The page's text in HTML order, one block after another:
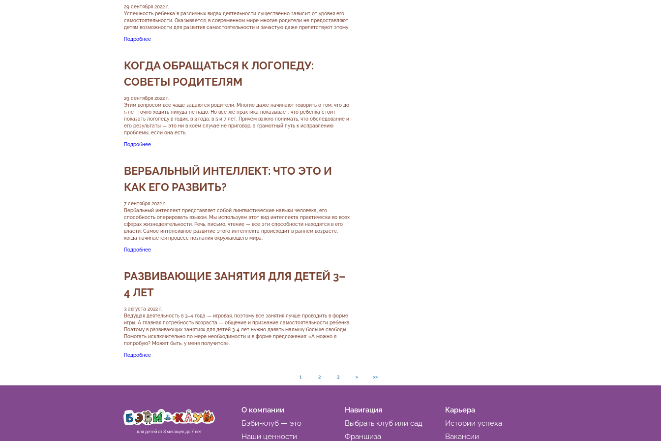
29 сентября 2022 г.
Успешность ребенка в различных видах деятельности существенно зависит от уровня его
самостоятельности. Оказывается, в современном мире многие родители не предоставляют
детям возможности для развития самостоятельности и зачастую даже препятствуют этому.
Подробнее
КОГДА ОБРАЩАТЬСЯ К ЛОГОПЕДУ:
СОВЕТЫ РОДИТЕЛЯМ
29 сентября 2022 г.
Этим вопросом все чаще задаются родители. Многие даже начинают говорить о том, что до
5 лет точно ходить никуда не надо. Но все же практика показывает, что ребенка стоит
показать логопеду в годик, в 3 года, в 5 и 7 лет. Причем важно понимать, что обследование и
его результаты — это ни в коем случае не приговор, а грамотный путь к исправлению
проблемы, если она есть.
Подробнее
ВЕРБАЛЬНЫЙ ИНТЕЛЛЕКТ: ЧТО ЭТО И
КАК ЕГО РАЗВИТЬ?
7 сентября 2022 г.
Вербальный интеллект представляет собой лингвистические навыки человека, его
способность оперировать языком. Мы используем этот вид интеллекта практически во всех
сферах жизнедеятельности. Речь, письмо, чтение — все эти способности находятся в его
власти. Самое интенсивное развитие этого интеллекта происходит в раннем возрасте,
когда начинается процесс познания окружающего мира.
Подробнее
РАЗВИВАЮЩИЕ ЗАНЯТИЯ ДЛЯ ДЕТЕЙ 3–
4 ЛЕТ
3 августа 2022 г.
Ведущая деятельность в 3–4 года — игровая, поэтому все занятия лучше проводить в форме
игры. А главная потребность возраста — общение и признание самостоятельности ребенка.
Поэтому в развивающих занятиях для детей 3-4 лет нужно давать малышу больше свободы.
Помогать исключительно по мере необходимости и в форме предложения: «А можно я
попробую? Может быть, у меня получится».
Подробнее
1 2 3 > >>
для детей от 3 месяцев до 7 лет
О компании
Бэби-клуб — это
Наши ценности
Навигация
Выбрать клуб или сад
Франшиза
Карьера
Истории успеха
Вакансии